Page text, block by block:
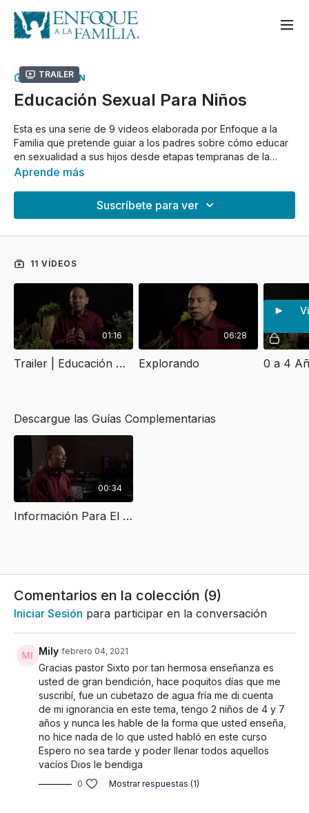
Trailer
COLECCIÓN
Educación Sexual Para Niños
Esta es una serie de 9 videos elaborada por Enfoque a la
Familia que pretende guiar a los padres sobre cómo educar
en sexualidad a sus hijos desde etapas tempranas de la
infancia. ¿Los temas de sexualidad no deberían iniciar en la
empieza desde que el niño está pequeño.
Aprende más
Suscríbete para ver
11 VÍDEOS
01:16
Trailer | Educación Sexual Para Niños
06:28
Explorando 0 a 4
Descargue las Guías Complementarias
00:34
Información Para El Facilitador de Grupo
Comentarios en la colección (9)
Iniciar Sesión para participar en la conversación
Mily febrero 04, 2021
Gracias pastor Sixto por tan hermosa enseñanza es
usted de gran bendición, hace poquitos días que me
suscribí, fue un cubetazo de agua fría me di cuenta
de mi ignorancia en este tema, tengo 2 niños de 4 y 7
años y nunca les hable de la forma que usted enseña,
no hice nada de lo que usted habló en este curso
Espero no sea tarde y poder llenar todos aquellos
vacíos Dios le bendiga
0 Mostrar respuestas (1)